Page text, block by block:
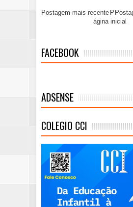
Postagem mais recente P
ágina inicial
FACEBOOK
ADSENSE
COLEGIO CCI